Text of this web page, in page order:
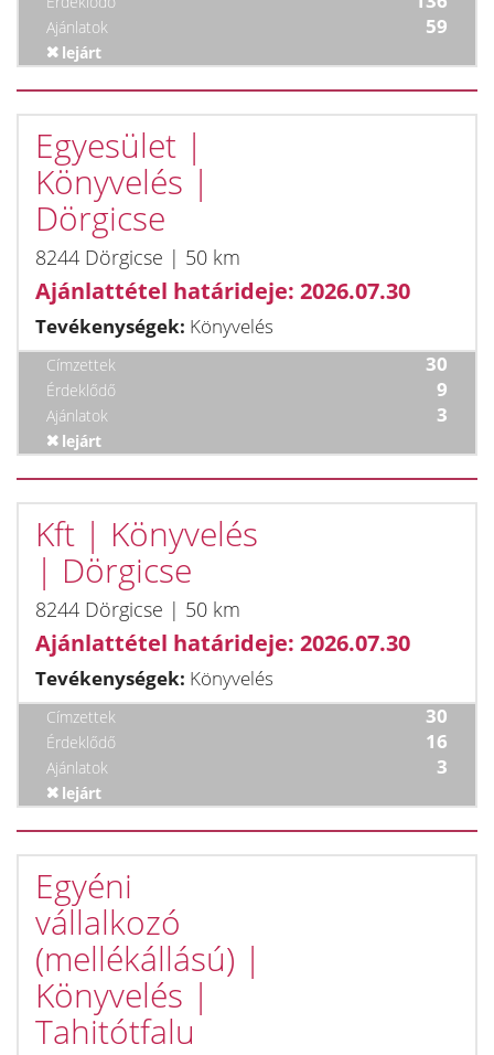
Ajánlatok 59
lejárt
Egyesület |
Könyvelés |
Dörgicse
8244 Dörgicse | 50 km
Ajánlattétel határideje: 2026.07.30
Tevékenységek: Könyvelés
Címzettek 30
Érdeklődő 9
Ajánlatok 3
lejárt
Kft | Könyvelés
| Dörgicse
8244 Dörgicse | 50 km
Ajánlattétel határideje: 2026.07.30
Tevékenységek: Könyvelés
Címzettek 30
Érdeklődő 16
Ajánlatok 3
lejárt
Egyéni
vállalkozó
(mellékállású) |
Könyvelés |
Tahitótfalu